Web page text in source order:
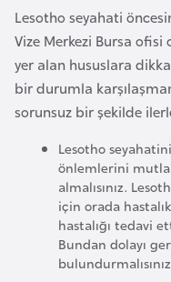
Lesotho seyahati
Vize Merkezi Bursa
yer alan hususlara
bir durumla
sorunsuz bir şekilde
Lesotho
önlemlerini
almalısınız.
için orada
hastalığı tedavi
Bundan dolayı